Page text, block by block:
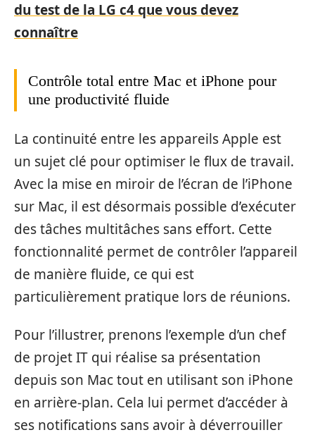
du test de la LG c4 que vous devez
connaître
Contrôle total entre Mac et iPhone pour
une productivité fluide
La continuité entre les appareils Apple est
un sujet clé pour optimiser le flux de travail.
Avec la mise en miroir de l’écran de l’iPhone
sur Mac, il est désormais possible d’exécuter
des tâches multitâches sans effort. Cette
fonctionnalité permet de contrôler l’appareil
de manière fluide, ce qui est
particulièrement pratique lors de réunions.
Pour l’illustrer, prenons l’exemple d’un chef
de projet IT qui réalise sa présentation
depuis son Mac tout en utilisant son iPhone
en arrière-plan. Cela lui permet d’accéder à
ses notifications sans avoir à déverrouiller